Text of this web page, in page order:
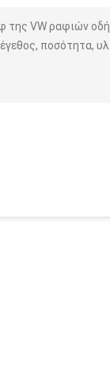
της VW ραφιών
ποσότητα,